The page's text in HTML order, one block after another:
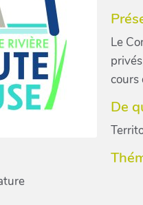
Le
cours
De